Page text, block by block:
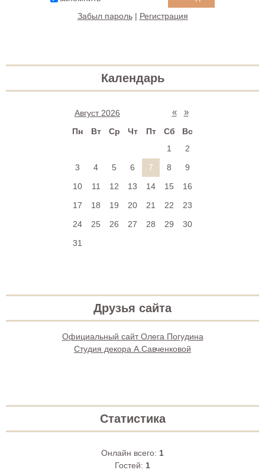
Забыл пароль| Регистрация
Календарь
«
Август 2026 »
Пн Вт Ср Чт Пт Сб
Вс
1
2
3
4 5 6 7 8
9
10
11 12 13 14 15
16
17
18 19 20 21 22
23
24
25 26 27 28 29
30
31
Друзья сайта
Официальный сайт Олега Погудина
Студия декора А.Савченковой
Статистика
Онлайн всего: 1
Гостей: 1